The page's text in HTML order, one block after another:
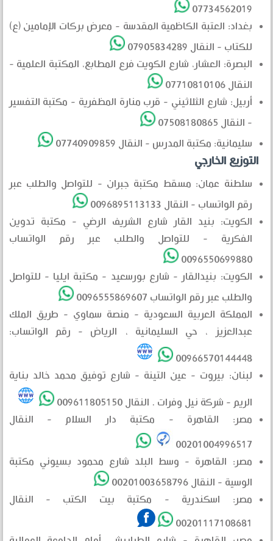
07734562019
بغداد: العتبة الكاظمية المقدسة - معرض بركات الإمامين (ع)
للكتاب - النقال 07905834289
البصرة: العشار، شارع الكويت فرع المطابع، المكتبة العلمية -
النقال 07710810106
أربيل: شارع الثلاثيني - قرب منارة المظفرية - مكتبة التفسير
- النقال 07508180865
سليمانية: مكتبة المدرس - النقال 07740909859
التوزيع الخارجي
سلطنة عمان: مسقط مكتبة جبران - للتواصل والطلب عبر
رقم الواتساب - النقال 0096895113133
الكويت: بنيد القار شارع الشريف الرضي - مكتبة تدوين
الفكرية - للتواصل والطلب عبر رقم الواتساب
0096550699880
الكويت: بنيدالقار - شارع بورسعيد - مكتبة ايليا - للتواصل
والطلب عبر رقم الواتساب 0096555869607
المملكة العربية السعودية - منصة سماوي - طريق الملك
عبدالعزيز ، حي السليمانية ، الرياض - رقم الواتساب:
00966570144448
لبنان: بيروت - عين التينة - شارع توفيق محمد خالد بناية
الريم - شركة نيل وفرات . النقال 009611805150
مصر: القاهرة - مكتبة دار السلام - النقال
00201004996517
مصر: القاهرة - وسط البلد شارع محمود بسيوني مكتبة
الوسية - النقال 00201003658796
مصر: اسكندرية - مكتبة بيت الكتب - النقال
00201117108681